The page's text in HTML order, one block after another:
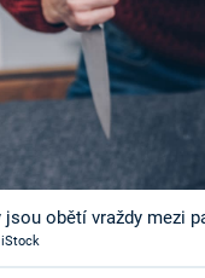
jsou obětí vraždy mezi